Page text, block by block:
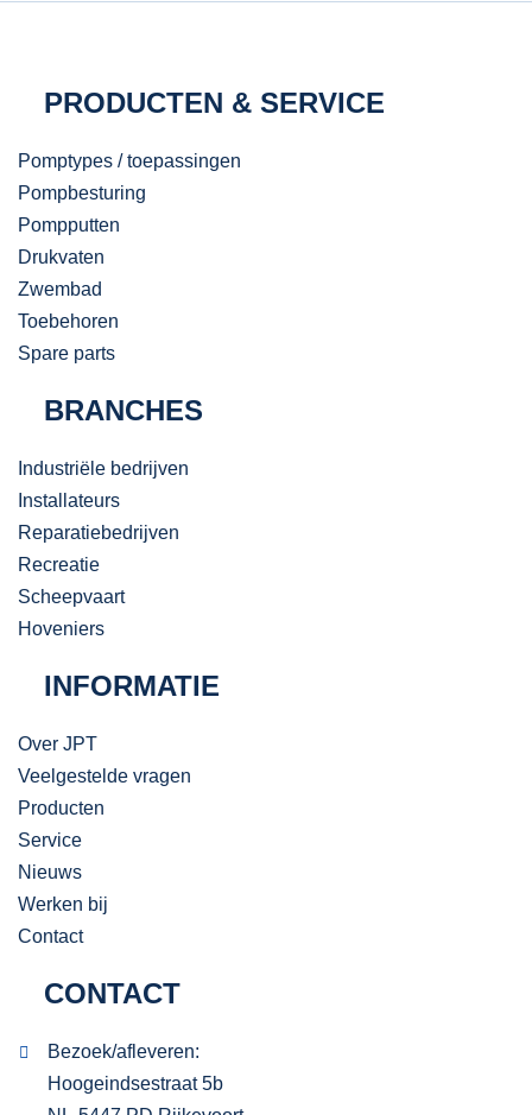
PRODUCTEN & SERVICE
Pomptypes / toepassingen
Pompbesturing
Pompputten
Drukvaten
Zwembad
Toebehoren
Spare parts
BRANCHES
Industriële bedrijven
Installateurs
Reparatiebedrijven
Recreatie
Scheepvaart
Hoveniers
INFORMATIE
Over JPT
Veelgestelde vragen
Producten
Service
Nieuws
Werken bij
Contact
CONTACT
Bezoek/afleveren:
Hoogeindsestraat 5b